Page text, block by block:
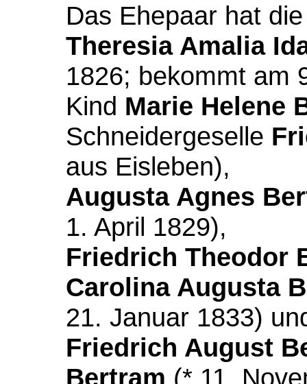
Das Ehepaar hat
Theresia Amalia
1826; bekommt am
Kind Marie Helene
Schneidergeselle
aus Eisleben),
Augusta Agnes
1. April 1829),
Friedrich Theodor
Carolina Augusta
21. Januar 1833)
Friedrich August
Bertram (* 11.